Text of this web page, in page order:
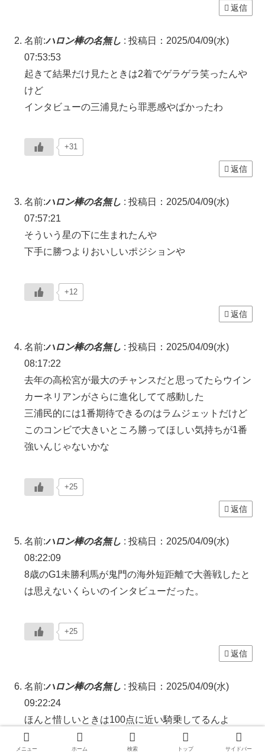
返信
名前:ハロン棒の名無し : 投稿日：2025/04/09(水)
07:53:53
起きて結果だけ見たときは2着でゲラゲラ笑ったんや
けど
インタビューの三浦見たら罪悪感やばかったわ
+31
返信
名前:ハロン棒の名無し : 投稿日：2025/04/09(水)
07:57:21
そういう星の下に生まれたんや
下手に勝つよりおいしいポジションや
+12
返信
名前:ハロン棒の名無し : 投稿日：2025/04/09(水)
08:17:22
去年の高松宮が最大のチャンスだと思ってたらウイン
カーネリアンがさらに進化してて感動した
三浦民的には1番期待できるのはラムジェットだけど
このコンビで大きいところ勝ってほしい気持ちが1番
強いんじゃないかな
+25
返信
名前:ハロン棒の名無し : 投稿日：2025/04/09(水)
08:22:09
8歳のG1未勝利馬が鬼門の海外短距離で大善戦したと
は思えないくらいのインタビューだった。
+25
返信
名前:ハロン棒の名無し : 投稿日：2025/04/09(水)
09:22:24
ほんと惜しいときは100点に近い騎乗してるんよ
でも毎回120点の馬が出てきて阻止される
メニュー ホーム 検索 トップ サイドバー